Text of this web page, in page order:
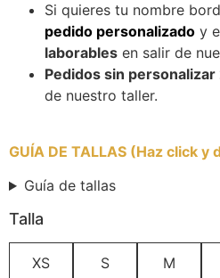
Si quieres tu nombre
pedido personalizado y
laborables en salir de
Pedidos sin
de nuestro taller.
GUÍA DE TALLAS (Haz click y
Guía de tallas
Talla
XS S M